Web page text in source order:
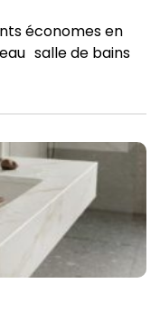
économes en
salle de bains